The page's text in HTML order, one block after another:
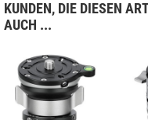
KUNDEN, DIE DIESEN
AUCH ...